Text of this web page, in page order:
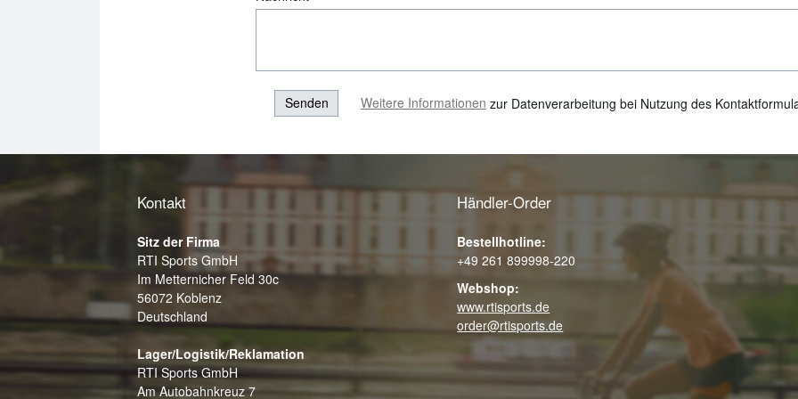
Senden Weitere Informationen zur Datenverarbeitung bei Nutzung des
Kontakt
Sitz der Firma
RTI Sports GmbH
Im Metternicher Feld 30c
56072 Koblenz
Deutschland
Lager‍/‍Logistik‍/‍Reklamation
RTI Sports GmbH
Am Autobahnkreuz 7
Händler‍-‍Order
Bestellhotline:
+49 261 899998‍-‍220
Webshop:
www.rtisports.de
order@rtisports.de